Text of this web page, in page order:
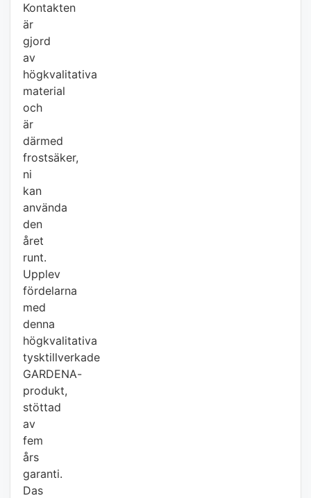
Kontakten
är
gjord
av
högkvalitativa
material
och
är
därmed
frostsäker,
ni
kan
använda
den
året
runt.
Upplev
fördelarna
med
denna
högkvalitativa
tysktillverkade
GARDENA-
produkt,
stöttad
av
fem
års
garanti.
Das